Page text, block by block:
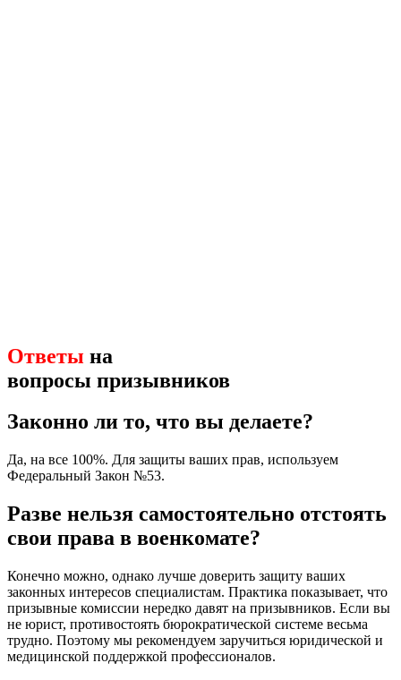
Ответы на
вопросы призывников
Законно ли то, что вы делаете?
Да, на все 100%. Для защиты ваших прав, используем
Федеральный Закон №53.
Разве нельзя самостоятельно отстоять
свои права в военкомате?
Конечно можно, однако лучше доверить защиту ваших
законных интересов специалистам. Практика показывает, что
призывные комиссии нередко давят на призывников. Если вы
не юрист, противостоять бюрократической системе весьма
трудно. Поэтому мы рекомендуем заручиться юридической и
медицинской поддержкой профессионалов.